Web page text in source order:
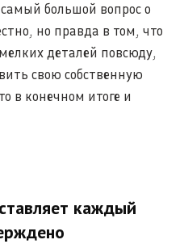
большой вопрос о
но правда в том, что
деталей повсюду,
свою собственную
в конечном итоге и
каждый